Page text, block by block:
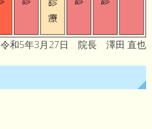
令和5年3月27日 院長 澤田 直也